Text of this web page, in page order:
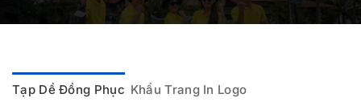
Tạp Dề Đồng Phục Khẩu Trang In Logo